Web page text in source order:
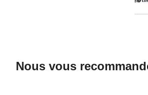
Nous vous